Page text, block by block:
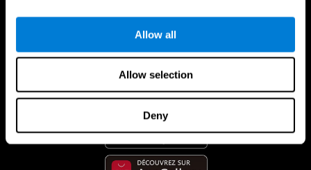
Allow all
Allow selection
Deny
App CogniFit